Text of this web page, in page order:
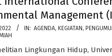
Management
IN: AGENDA, KEGIATAN ,
Lingkungan Hidup,